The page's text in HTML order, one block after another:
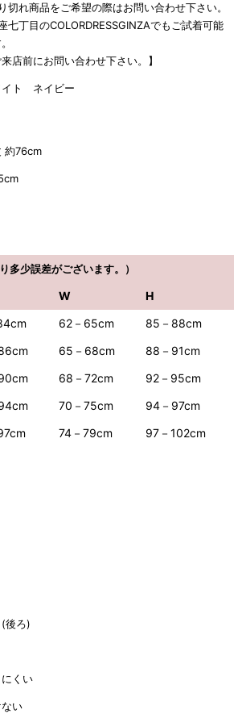
切れ商品をご希望の際はお問い合わせ下さい。
七丁目のCOLORDRESSGINZAでもご試着可能
来店前にお問い合わせ下さい。】
イト ネイビー
約76cm
多少誤差がございます。）
W
H
62－65cm
85－88cm
65－68cm
88－91cm
68－72cm
92－95cm
70－75cm
94－97cm
74－79cm 97－102cm
後ろ)
くい
い